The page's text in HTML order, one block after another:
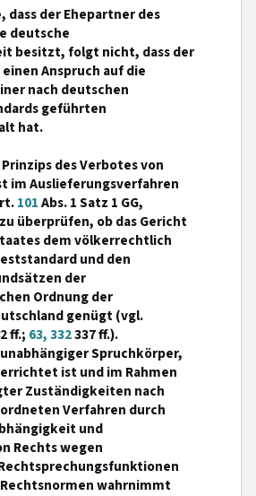
dass der Ehepartner des
deutsche
besitzt, folgt nicht, dass der
Anspruch auf die
nach deutschen
geführten
hat.
des Verbotes von
im Auslieferungsverfahren
101Abs. 1 Satz 1 GG,
überprüfen, ob das Gericht
dem völkerrechtlich
und den
der
Ordnung der
genügt (vgl.
ff.; 63, 332337 ff.).
Spruchkörper,
ist und im Rahmen
Zuständigkeiten nach
Verfahren durch
und
Rechts wegen
wahrnimmt